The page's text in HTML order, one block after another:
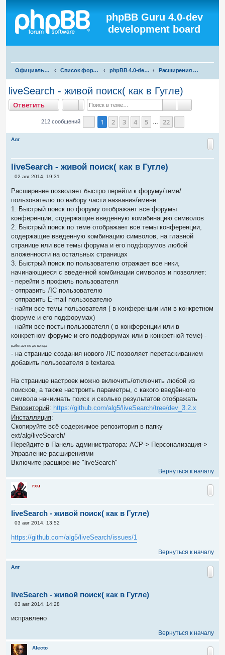
phpBB Guru 4.0-dev
development board
Официальная русская поддержка phpBB3 Список форумов phpBB 4.0-dev test Расширения для phpBB 4.0-dev
liveSearch - живой поиск( как в Гугле)
Ответить Поиск
212 сообщений Страница1из22
1 2 3 4 5 22 След.
Алг
liveSearch - живой поиск( как в Гугле)
С
о
б
щ
н
и
02 авг 2014, 19:31
Расширение позволяет быстро перейти к форуму/теме/
пользователю по набору части названия/имени:
1. Быстрый поиск по форуму отображает все форумы
конференции, содержащие введенную комабинацию символов
2. Быстрый поиск по теме отображает все темы конференции,
содержащие введенную комбинацию символов, на главной
странице или все темы форума и его подфорумов любой
вложенности на остальных страницах
3. Быстрый поиск по пользователю отражает все ники,
начинающиеся с введенной комбинации символов и позволяет:
- перейти в профиль пользователя
- отправить ЛС пользователю
- отправить E-mail пользователю
- найти все темы пользователя ( в конференции или в конкретном
форуме и его подфорумах)
- найти все посты пользователя ( в конференции или в
конкретном форуме и его подфорумах или в конкретной теме) -
работает не до конца
- на странице создания нового ЛС позволяет перетаскиванием
добавить пользователя в textarea
На странице настроек можно включить/отключить любой из
поисков, а также настроить параметры, с какого введённого
символа начиинать поиск и сколько результатов отображать
Репозиторий: https://github.com/alg5/liveSearch/tree/dev_3.2.x
Инсталляция:
Скопируйте всё содержимое репозитория в папку
ext/alg/liveSearch/
Перейдите в Панель администратора: АСР-> Персонализация->
Управление расширениями
Включите расширение "liveSearch"
Вернуться к началу
rxu
liveSearch - живой поиск( как в Гугле)
С
о
б
03 авг 2014, 13:52
https://github.com/alg5/liveSearch/issues/1
Вернуться к началу
Алг
liveSearch - живой поиск( как в Гугле)
С
б
н
и
е
03 авг 2014, 14:28
исправлено
Вернуться к началу
Alecto